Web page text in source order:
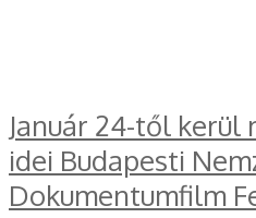
Január 24-től kerül
idei Budapesti
Dokumentumfilm